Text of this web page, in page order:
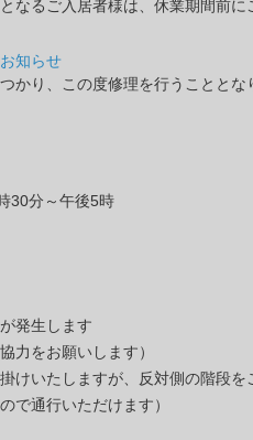
なるご入居者様は、休業期間前に
知らせ
かり、この度修理を行うことと
30分～午後5時
発生します
力をお願いします）
けいたしますが、反対側の階段を
で通行いただけます）